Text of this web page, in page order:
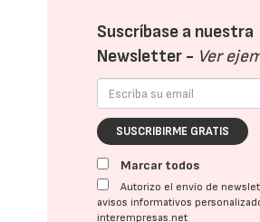
Suscríbase a nuestra
Newsletter - Ver
SUSCRIBIRME GRATIS
Marcar todos
Autorizo el envío de
avisos informativos
interempresas.net